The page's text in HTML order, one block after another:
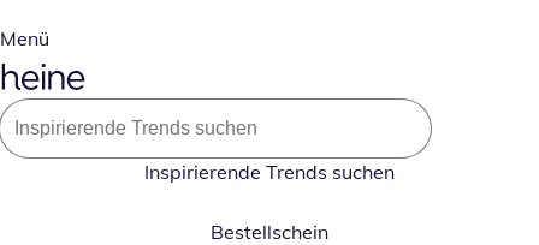
Menü
Inspirierende Trends suchen
Bestellschein